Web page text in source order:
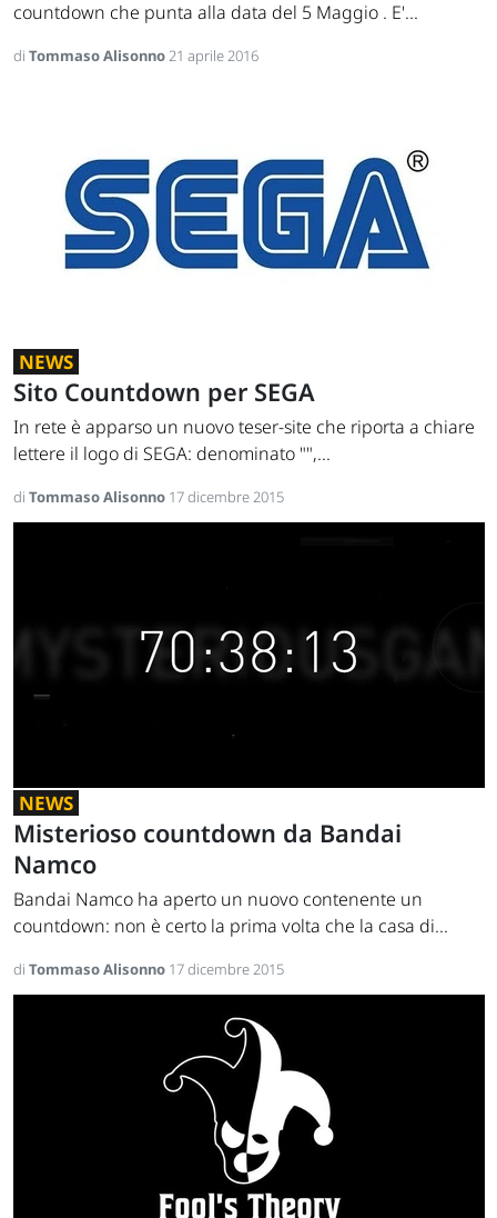
countdown che punta alla data del 5 Maggio . E'...
di Tommaso Alisonno21 aprile 2016
NEWS
Sito Countdown per SEGA
In rete è apparso un nuovo teser-site che riporta a chiare
lettere il logo di SEGA: denominato "",...
di Tommaso Alisonno 17 dicembre 2015
NEWS
Misterioso countdown da Bandai
Namco
Bandai Namco ha aperto un nuovo contenente un
countdown: non è certo la prima volta che la casa di...
di Tommaso Alisonno 17 dicembre 2015